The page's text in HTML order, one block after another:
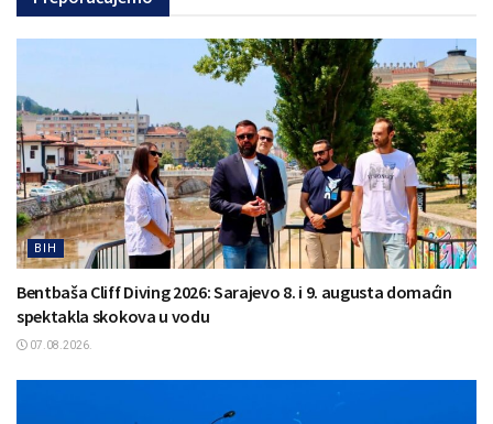
BIH
Bentbaša Cliff Diving 2026: Sarajevo 8. i 9. augusta domaćin
spektakla skokova u vodu
07.08.2026.